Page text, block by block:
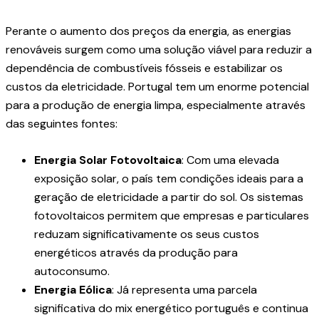
Perante o aumento dos preços da energia, as energias
renováveis surgem como uma solução viável para reduzir a
dependência de combustíveis fósseis e estabilizar os
custos da eletricidade. Portugal tem um enorme potencial
para a produção de energia limpa, especialmente através
das seguintes fontes:
Energia Solar Fotovoltaica: Com uma elevada
exposição solar, o país tem condições ideais para a
geração de eletricidade a partir do sol. Os sistemas
fotovoltaicos permitem que empresas e particulares
reduzam significativamente os seus custos
energéticos através da produção para
autoconsumo.
Energia Eólica: Já representa uma parcela
significativa do mix energético português e continua